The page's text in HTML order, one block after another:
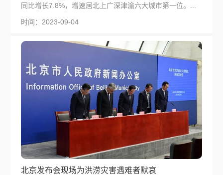
同比增长7.8%，增速居北上广深津渝六大城市第一位。...
时间：2023-09-04
北京发布会现场为洪涝灾害遇难者默哀